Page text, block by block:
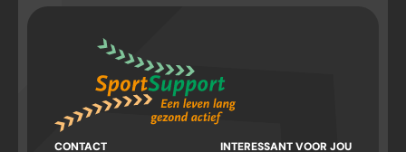
CONTACT INTERESSANT VOOR JOU